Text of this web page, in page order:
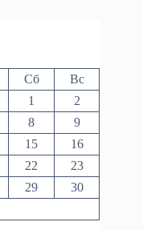
Сб
Вс
1
2
8
9
15
16
22
23
29
30